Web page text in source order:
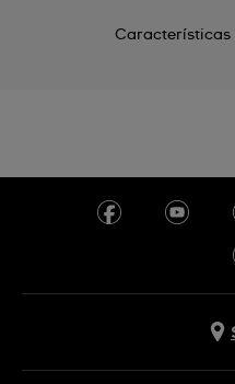
Características